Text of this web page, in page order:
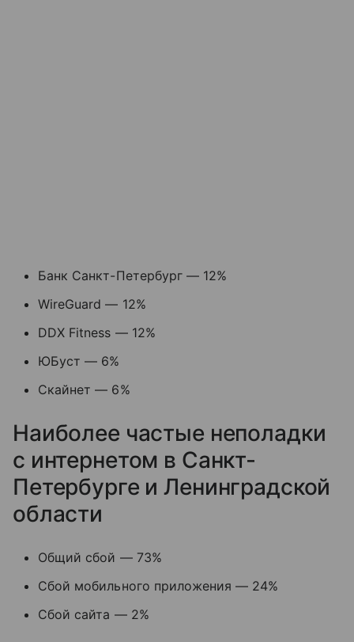
Банк Санкт-Петербург — 12%
WireGuard — 12%
DDX Fitness — 12%
ЮБуст — 6%
Скайнет — 6%
Наиболее частые неполадки
с интернетом в Санкт-
Петербурге и Ленинградской
области
Общий сбой — 73%
Сбой мобильного приложения — 24%
Сбой сайта — 2%